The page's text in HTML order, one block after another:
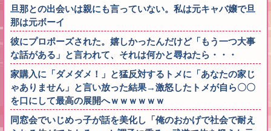
旦那との出会いは親にも言っていない。私は元キャバ嬢で旦
那は元ボーイ
彼にプロポーズされた。嬉しかったんだけど「もう一つ大事
な話がある」と言われて、それは何かと尋ねたら・・・
家購入に「ダメダメ！」と猛反対するトメに「あなたの家じ
ゃありません」と言い放った結果→激怒したトメが自ら〇〇
を口にして最高の展開へｗｗｗｗｗｗ
同窓会でいじめっ子が話を美化し「俺のおかげで社会で耐え